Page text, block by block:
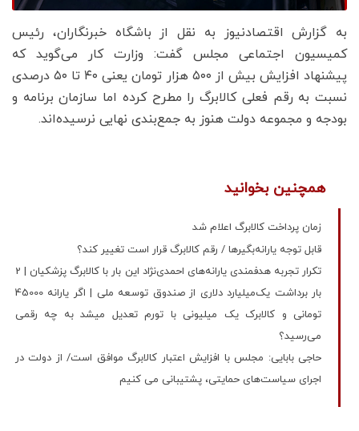
به گزارش اقتصادنیوز به نقل از باشگاه خبرنگاران، رئیس
کمیسیون اجتماعی مجلس گفت: وزارت کار می‌گوید که
پیشنهاد افزایش بیش از ۵۰۰ هزار تومان یعنی ۴۰ تا ۵۰ درصدی
نسبت به رقم فعلی کالابرگ را مطرح کرده اما سازمان برنامه و
بودجه و مجموعه دولت هنوز به جمع‌بندی نهایی نرسیده‌اند.
همچنین بخوانید
زمان پرداخت کالابرگ اعلام شد
قابل توجه یارانه‌بگیرها / رقم کالابرگ قرار است تغییر کند؟
تکرار تجربه هدفمندی یارانه‌های احمدی‌نژاد این بار با کالابرگ پزشکیان | 2
بار برداشت یک‌میلیارد دلاری از صندوق توسعه ملی | اگر یارانه 45000
تومانی و کالابرک یک میلیونی با تورم تعدیل میشد به چه رقمی
می‌رسید؟
حاجی بابایی: مجلس با افزایش اعتبار کالابرگ موافق است/ از دولت در
اجرای سیاست‌های حمایتی، پشتیبانی می کنیم